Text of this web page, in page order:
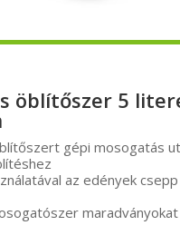
öblítőszer 5
gépi mosogatás
az edények